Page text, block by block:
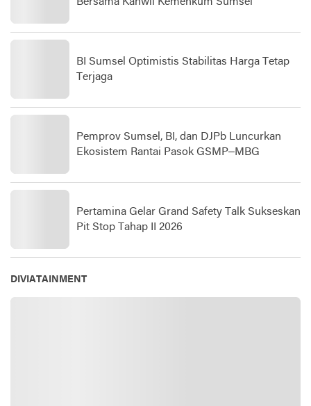
BI Sumsel Optimistis Stabilitas Harga Tetap
Terjaga
Pemprov Sumsel, BI, dan DJPb Luncurkan
Ekosistem Rantai Pasok GSMP–MBG
Pertamina Gelar Grand Safety Talk Sukseskan
Pit Stop Tahap II 2026
DIVIATAINMENT